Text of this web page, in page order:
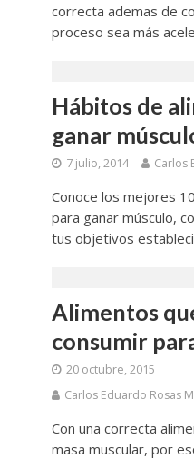
correcta ademas de
proceso sea más
Hábitos de
ganar
7 julio, 2014 Carlos
Conoce los mejores
para ganar músculo,
tus objetivos
Alimentos
consumir
20 octubre, 2015
Carlos Eduardo Rosas
Con una correcta
masa muscular, por